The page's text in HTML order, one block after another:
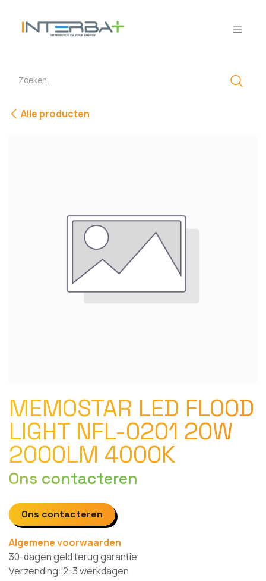
Alle producten
MEMOSTAR LED FLOOD
LIGHT NFL-0201 20W
2000LM 4000K
Ons contacteren
Ons contacteren
Algemene voorwaarden
30-dagen geld terug garantie
Verzending: 2-3 werkdagen